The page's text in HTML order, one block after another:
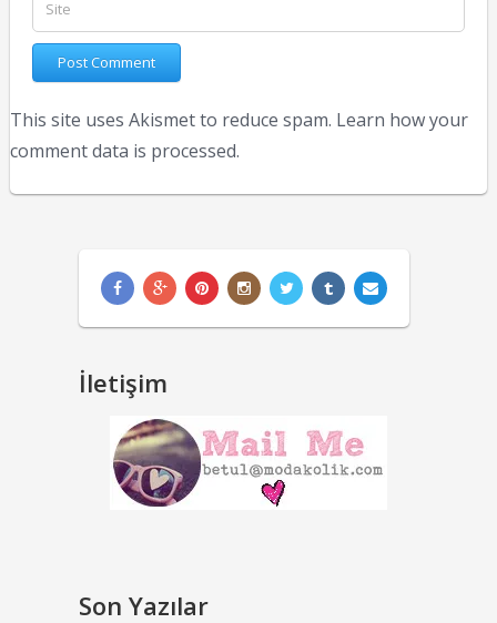
This site uses Akismet to reduce spam. Learn how your
comment data is processed.
İletişim
Son Yazılar